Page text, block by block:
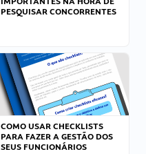
PESQUISAR CONCORRENTES
COMO USAR CHECKLISTS
PARA FAZER A GESTÃO DOS
SEUS FUNCIONÁRIOS